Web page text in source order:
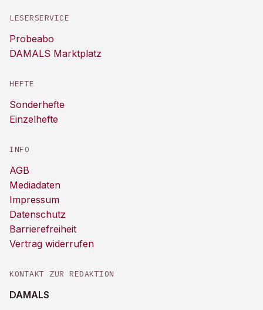
LESERSERVICE
Probeabo
DAMALS Marktplatz
HEFTE
Sonderhefte
Einzelhefte
INFO
AGB
Mediadaten
Impressum
Datenschutz
Barrierefreiheit
Vertrag widerrufen
KONTAKT ZUR REDAKTION
DAMALS